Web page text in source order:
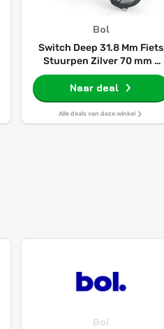
Bol
Switch Deep 31.8 Mm Fiets
Stuurpen Zilver 70 mm /
±30º
Naar deal
Alle deals van deze winkel
Bol